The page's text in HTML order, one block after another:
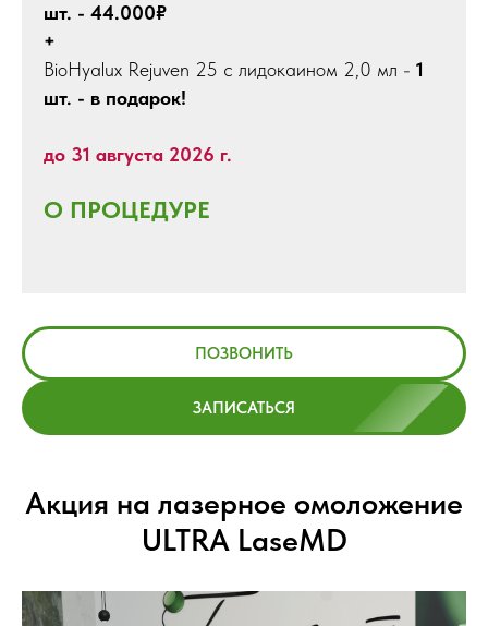
шт. - 44.000₽
+
BioHyalux Rejuven 25 с лидокаином 2,0 мл - 1
шт. - в подарок!
до 31 августа 2026 г.
О ПРОЦЕДУРЕ
ПОЗВОНИТЬ
ЗАПИСАТЬСЯ
Акция на лазерное омоложение
ULTRA LaseMD